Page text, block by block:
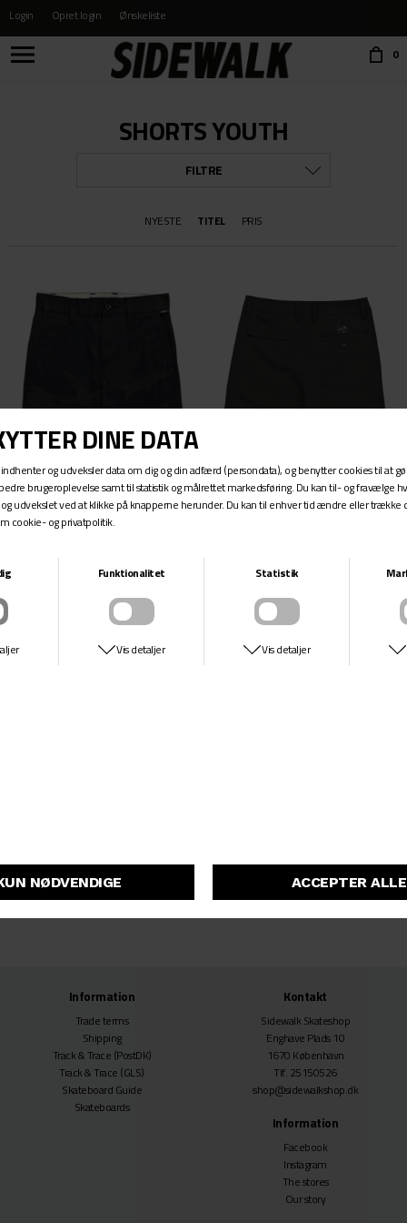
Login Opret login
Ønskeliste
Choose language: 0
SHORTS YOUTH
FILTRE
STØRRELSE
23
24
NYESTE TITEL PRIS
DKK 399,- DKK 399,-
VANS
AUTHENTIC SHORTS
DKK 399,-
Information
Trade terms
Shipping
Track & Trace (PostDK)
Track & Trace (GLS)
Skateboard Guide
Skateboards
Kontakt
Sidewalk Skateshop
Enghave Plads 10
1670 København
Tlf. 25150526
shop@sidewalkshop.dk
Information
Facebook
Instagram
The stores
Our story